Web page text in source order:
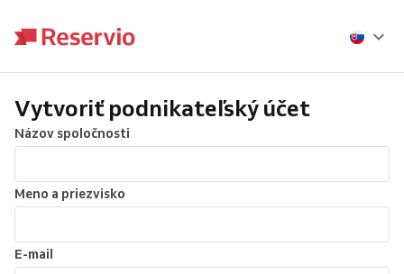
Vytvoriť podnikateľský účet
Názov spoločnosti
Meno a priezvisko
E-mail